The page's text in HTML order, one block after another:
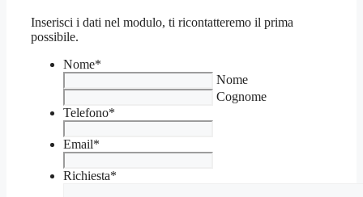
Inserisci i dati nel modulo, ti ricontatteremo il prima
possibile.
Nome*
Nome
Cognome
Telefono*
Email*
Richiesta*